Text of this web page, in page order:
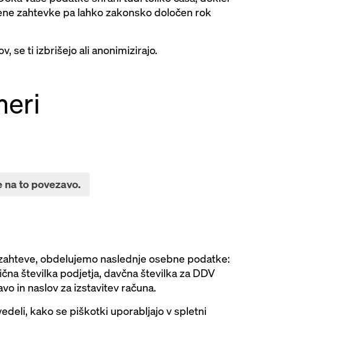
zahtevke pa lahko zakonsko določen rok
se ti izbrišejo ali anonimizirajo.
to povezavo.
obdelujemo naslednje osebne podatke:
številka podjetja, davčna številka za DDV
in naslov za izstavitev računa.
kako se piškotki uporabljajo v spletni